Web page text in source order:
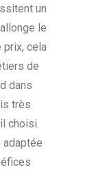
un
le
prix, cela
de
dans
très
choisi.
adaptée